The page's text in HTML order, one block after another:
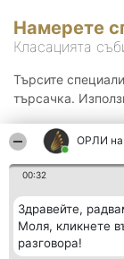
ОРЛИ на
00:32
Здравейте,
Моля, кликнете
разговора!
Намерете
Класацията
Търсите
търсачка.